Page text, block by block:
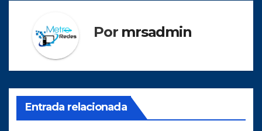
Por mrsadmin
Entrada relacionada